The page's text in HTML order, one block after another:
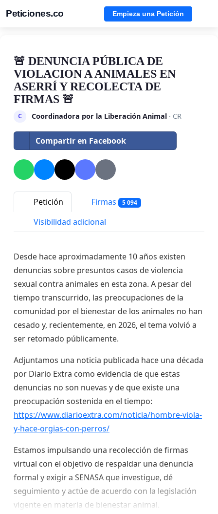
Peticiones.co Empieza una Petición
🚨 DENUNCIA PÚBLICA DE
VIOLACION A ANIMALES EN
ASERRÍ Y RECOLECTA DE
FIRMAS 🚨
C Coordinadora por la Liberación Animal· CR
Compartir en Facebook
Petición Firmas 5 094
Visibilidad adicional
Desde hace aproximadamente 10 años existen
denuncias sobre presuntos casos de violencia
sexual contra animales en esta zona. A pesar del
tiempo transcurrido, las preocupaciones de la
comunidad por el bienestar de los animales no han
cesado y, recientemente, en 2026, el tema volvió a
ser retomado públicamente.
Adjuntamos una noticia publicada hace una década
por Diario Extra como evidencia de que estas
denuncias no son nuevas y de que existe una
preocupación sostenida en el tiempo:
https://www.diarioextra.com/noticia/hombre-viola-
y-hace-orgias-con-perros/
Estamos impulsando una recolección de firmas
virtual con el objetivo de respaldar una denuncia
formal y exigir a SENASA que investigue, dé
seguimiento y actúe de acuerdo con la legislación
vigente en materia de bienestar animal.